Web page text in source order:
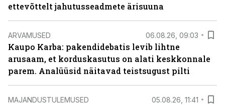
ettevõttelt jahutusseadmete ärisuuna
ARVAMUSED 06.08.26, 09:03
Kaupo Karba: pakendidebatis levib lihtne
arusaam, et korduskasutus on alati keskkonnale
parem. Analüüsid näitavad teistsugust pilti
MAJANDUSTULEMUSED 05.08.26, 11:41